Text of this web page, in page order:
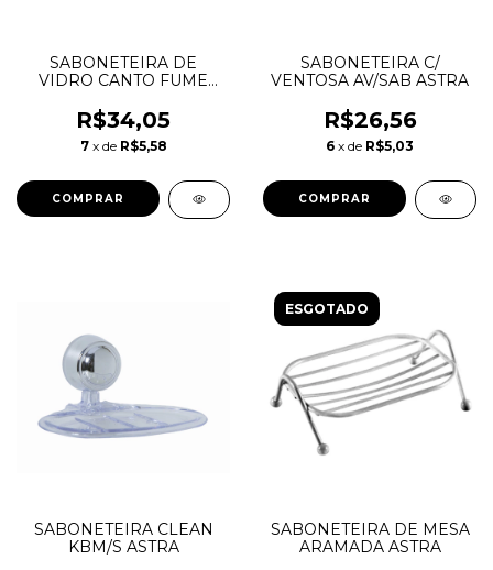
SABONETEIRA DE
VIDRO CANTO FUME
R$34,05
7 x de R$5,58
SABONETEIRA C/
VENTOSA AV/SAB ASTRA
R$26,56
6 x de R$5,03
SABONETEIRA CLEAN
KBM/S ASTRA
ESGOTADO
SABONETEIRA DE MESA
ARAMADA ASTRA